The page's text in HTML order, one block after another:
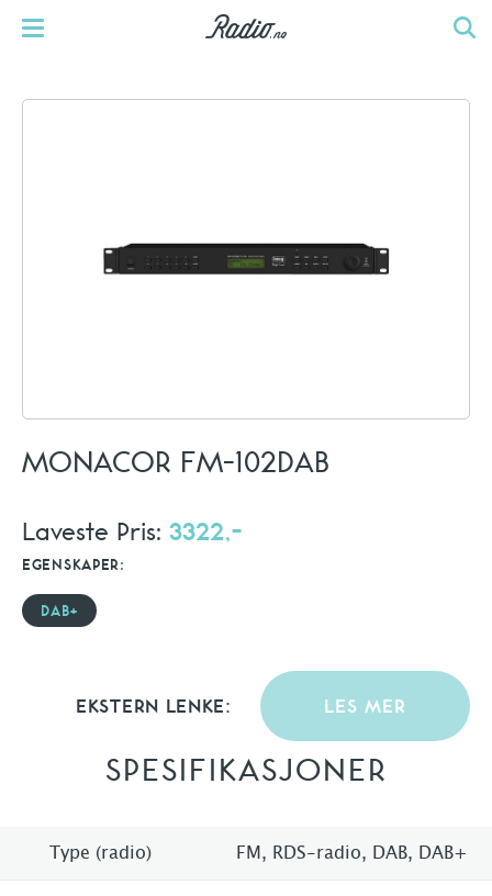
MONACOR FM-102DAB
Laveste Pris: 3322,-
EGENSKAPER:
DAB+
EKSTERN LENKE: LES MER
SPESIFIKASJONER
Type (radio) FM, RDS-radio, DAB, DAB+